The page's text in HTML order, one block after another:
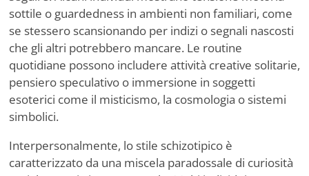
sottile o guardedness in ambienti non familiari, come
se stessero scansionando per indizi o segnali nascosti
che gli altri potrebbero mancare. Le routine
quotidiane possono includere attività creative solitarie,
pensiero speculativo o immersione in soggetti
esoterici come il misticismo, la cosmologia o sistemi
simbolici.
Interpersonalmente, lo stile schizotipico è
caratterizzato da una miscela paradossale di curiosità